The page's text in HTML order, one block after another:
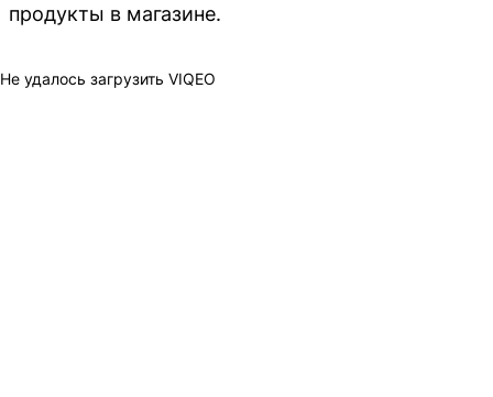
продукты в магазине.
Не удалось загрузить VIQEO